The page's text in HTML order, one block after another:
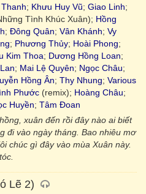
; Khưu Huy Vũ; Giao Linh;
Tình Khúc Xuân); Hồng
; Đông Quân; Vân Khánh; Vy
; Phương Thủy; Hoài Phong;
Kim Thoa; Dương Hồng Loan;
; Mai Lệ Quyên; Ngọc Châu;
Hồng Ân; Thy Nhung; Various
Phước (remix); Hoàng Châu;
Huyền; Tâm Đoan
xuân đến rồi đây nào ai biết
đi vào ngày tháng. Bao nhiêu mơ
chúc gì đây vào mùa Xuân này.
Lẽ 2)